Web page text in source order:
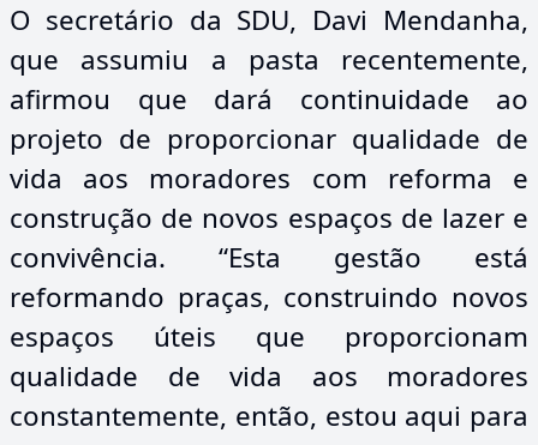
O secretário da SDU, Davi Mendanha,
que assumiu a pasta recentemente,
afirmou que dará continuidade ao
projeto de proporcionar qualidade de
vida aos moradores com reforma e
construção de novos espaços de lazer e
convivência. “Esta gestão está
reformando praças, construindo novos
espaços úteis que proporcionam
qualidade de vida aos moradores
constantemente, então, estou aqui para